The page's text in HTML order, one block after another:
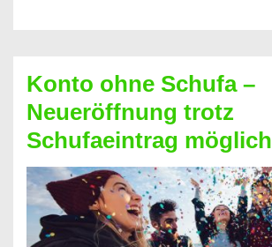
Sie
einen
Kredit
ohne
Einkommensnachweis
Konto ohne Schufa –
Neueröffnung trotz
Schufaeintrag möglich